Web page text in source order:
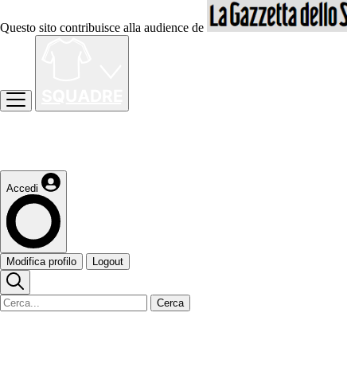
Questo sito contribuisce alla audience de
Accedi
Modifica profilo Logout
Cerca